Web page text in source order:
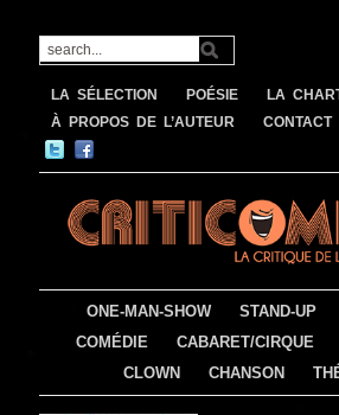
LA SÉLECTION POÉSIE LA
À PROPOS DE L’AUTEUR
CONTACT
ONE-MAN-SHOW STAND-UP
COMÉDIE
CABARET/CIRQUE
CLOWN
CHANSON